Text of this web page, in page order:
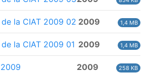
la CIAT 2009 02 2009 1,4 MB
la CIAT 2009 01 2009 1,4 MB
2009 258 KB